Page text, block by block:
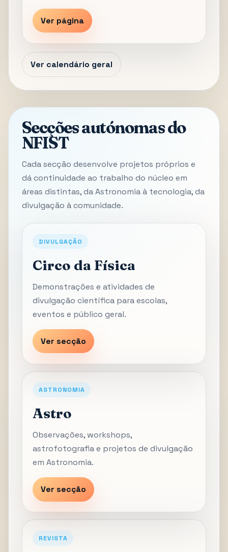
Ver página
Ver calendário geral
Secções autónomas do
NFIST
Cada secção desenvolve projetos próprios e
dá continuidade ao trabalho do núcleo em
áreas distintas, da Astronomia à tecnologia, da
divulgação à comunidade.
DIVULGAÇÃO
Circo da Física
Demonstrações e atividades de
divulgação científica para escolas,
eventos e público geral.
Ver secção
ASTRONOMIA
Astro
Observações, workshops,
astrofotografia e projetos de divulgação
em Astronomia.
Ver secção
REVISTA